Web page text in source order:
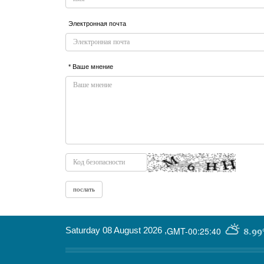
Электронная почта
* Ваше мнение
GMT-00:25:40
Saturday 08 August 2026 ,